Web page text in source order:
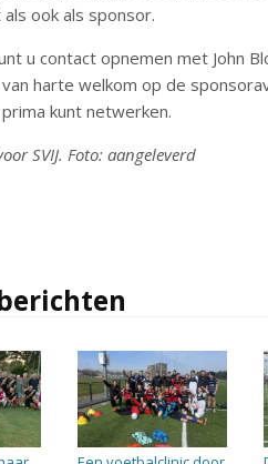
ook als sponsor.
u contact opnemen met John
harte welkom op de
kunt netwerken.
SVIJ. Foto: aangeleverd